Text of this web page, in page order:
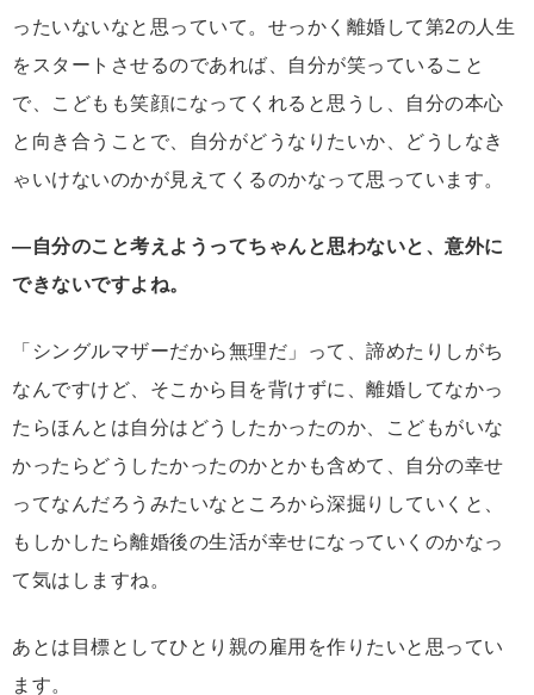
ったいないなと思っていて。せっかく離婚して第2の人生
をスタートさせるのであれば、自分が笑っていること
で、こどもも笑顔になってくれると思うし、自分の本心
と向き合うことで、自分がどうなりたいか、どうしなき
ゃいけないのかが見えてくるのかなって思っています。
―自分のこと考えようってちゃんと思わないと、意外に
できないですよね。
「シングルマザーだから無理だ」って、諦めたりしがち
なんですけど、そこから目を背けずに、離婚してなかっ
たらほんとは自分はどうしたかったのか、こどもがいな
かったらどうしたかったのかとかも含めて、自分の幸せ
ってなんだろうみたいなところから深掘りしていくと、
もしかしたら離婚後の生活が幸せになっていくのかなっ
て気はしますね。
あとは目標としてひとり親の雇用を作りたいと思ってい
ます。